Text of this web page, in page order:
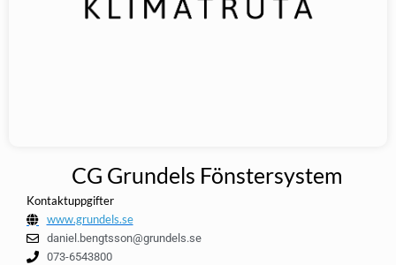
CG Grundels Fönstersystem
Kontaktuppgifter
www.grundels.se
daniel.bengtsson@grundels.se
073-6543800